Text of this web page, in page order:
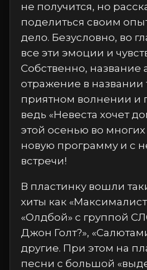
не получится, но
поделиться своим
дело. Безусловно, во
все эти эмоции и
Собственно,
отражение в
приятном волнении и
ведь «Невеста хочет
этой осенью во многих
новую программу и с
встречи!
В пластинку вошли
хиты как
«Олдбой» с группой
Джон Голт?»,
другие. При этом на
песни с большой